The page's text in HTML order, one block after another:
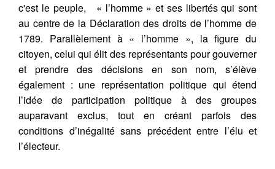
c'est le peuple, « l’homme » et ses libertés qui sont
au centre de la Déclaration des droits de l’homme de
1789. Parallèlement à « l’homme », la figure du
citoyen, celui qui élit des représentants pour gouverner
et prendre des décisions en son nom, s’élève
également : une représentation politique qui étend
l’idée de participation politique à des groupes
auparavant exclus, tout en créant parfois des
conditions d’inégalité sans précédent entre l’élu et
l’électeur.